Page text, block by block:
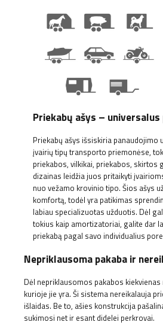
Priekabų ašys –
Priekabų ašys išsiskiria panaudojimo
įvairių tipų transporto priemonėse,
priekabos, vilkikai, priekabos, skirtos
dizainas leidžia juos pritaikyti
nuo vežamo krovinio tipo. Šios ašys
komfortą, todėl yra patikimas
labiau specializuotas užduotis. Dėl
tokius kaip amortizatoriai, galite dar
priekabą pagal savo individualius
Nepriklausoma pakaba ir
Dėl nepriklausomos pakabos
kurioje jie yra. Ši sistema nereikalauja
išlaidas. Be to, ašies konstrukcija
sukimosi net ir esant didelei perkrovai.